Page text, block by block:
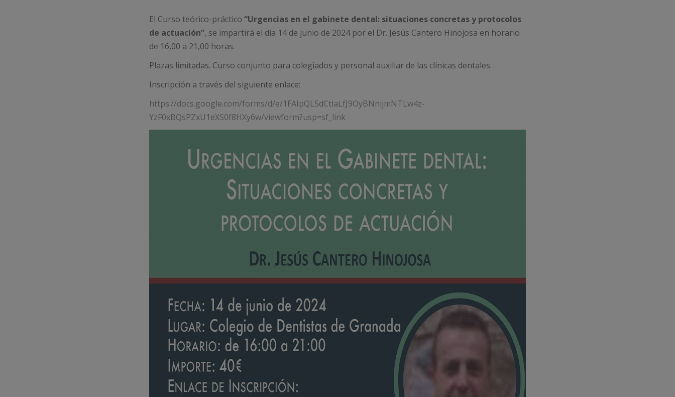
El Curso teórico-práctico “Urgencias en el gabinete dental: situaciones concretas y protocolos
de actuación”, se impartirá el día 14 de junio de 2024 por el Dr. Jesús Cantero Hinojosa en horario
de 16,00 a 21,00 horas.
Plazas limitadas. Curso conjunto para colegiados y personal auxiliar de las clínicas dentales.
Inscripción a través del siguiente enlace:
https://docs.google.com/forms/d/e/1FAIpQLSdCtlaLfJ9OyBNnijmNTLw4z-
YzF0xBQsPZxU1eXS0f8HXy6w/viewform?usp=sf_link